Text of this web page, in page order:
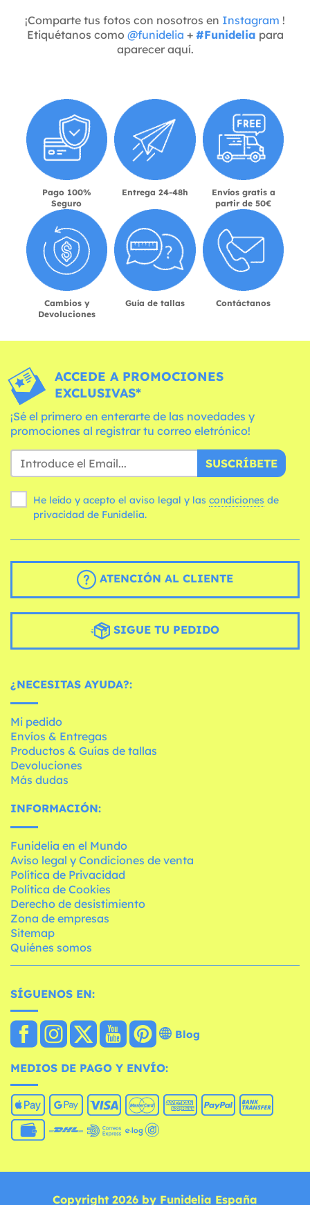
¡Comparte tus fotos con nosotros en Instagram !
Etiquétanos como @funidelia + #Funidelia para
aparecer aquí.
Pago 100%
Seguro
Entrega 24-48h
Envíos gratis a
partir de 50€
Cambios y
Devoluciones
Guía de tallas Contáctanos
ACCEDE A PROMOCIONES
EXCLUSIVAS*
¡Sé el primero en enterarte de las novedades y
promociones al registrar tu correo eletrónico!
SUSCRÍBETE
He leído y acepto el aviso legal y las condiciones
privacidad de Funidelia.
ATENCIÓN AL CLIENTE
SIGUE TU PEDIDO
¿NECESITAS AYUDA?:
Mi pedido
Envíos & Entregas
Productos & Guías de tallas
Devoluciones
Más dudas
INFORMACIÓN:
Funidelia en el Mundo
Aviso legal y Condiciones de venta
Política de Privacidad
Política de Cookies
Derecho de desistimiento
Zona de empresas
Sitemap
Quiénes somos
SÍGUENOS EN:
Blog
MEDIOS DE PAGO Y ENVÍO:
Copyright 2026 by Funidelia España